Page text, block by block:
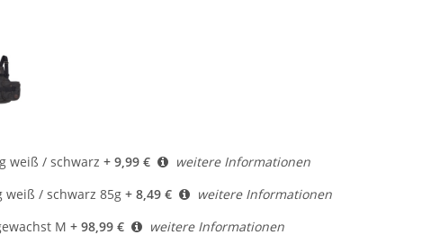
weiß / schwarz + 9,99 €
weitere Informationen
weiß / schwarz 85g + 8,49 €
weitere Informationen
M + 98,99 €
weitere Informationen